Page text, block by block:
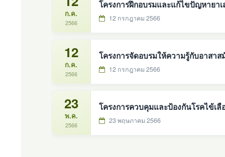
ก.ค.
2566
โครงการฝึกอบรมและแก้ไขปัญหายา
12 กรกฎาคม 2566
12
ก.ค.
2566
โครงการจัดอบรมให้ความรู้กับอาสา
12 กรกฎาคม 2566
23
พ.ค.
2566
โครงการควบคุมและป้องกันโรคไข้เ
23 พฤษภาคม 2566